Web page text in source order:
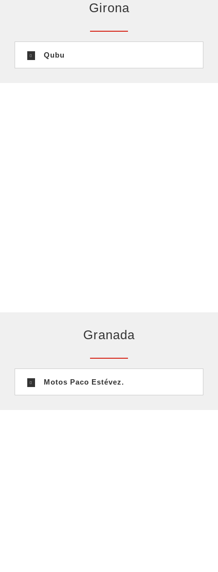
Girona
Qubu
Granada
Motos Paco Estévez.